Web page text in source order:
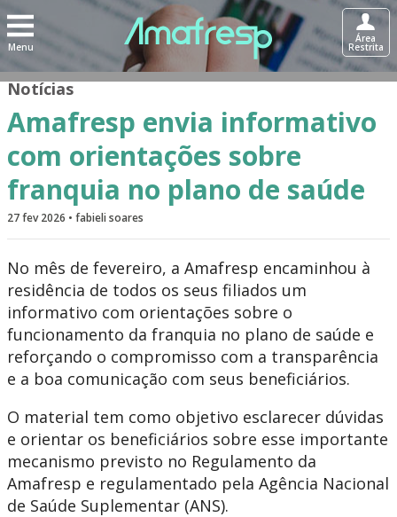
Menu
Área
Restrita
Notícias
Amafresp envia informativo
com orientações sobre
franquia no plano de saúde
27 fev 2026 • fabieli soares
No mês de fevereiro, a Amafresp encaminhou à
residência de todos os seus filiados um
informativo com orientações sobre o
funcionamento da franquia no plano de saúde e
reforçando o compromisso com a transparência
e a boa comunicação com seus beneficiários.
O material tem como objetivo esclarecer dúvidas
e orientar os beneficiários sobre esse importante
mecanismo previsto no Regulamento da
Amafresp e regulamentado pela Agência Nacional
de Saúde Suplementar (ANS).